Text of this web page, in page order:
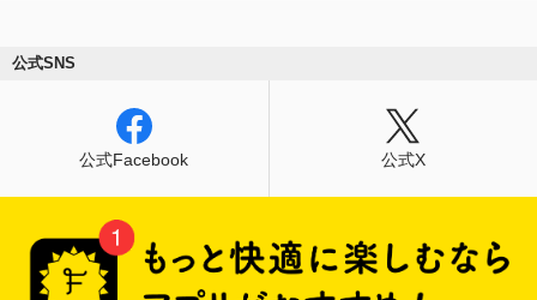
公式SNS
公式Facebook 公式X